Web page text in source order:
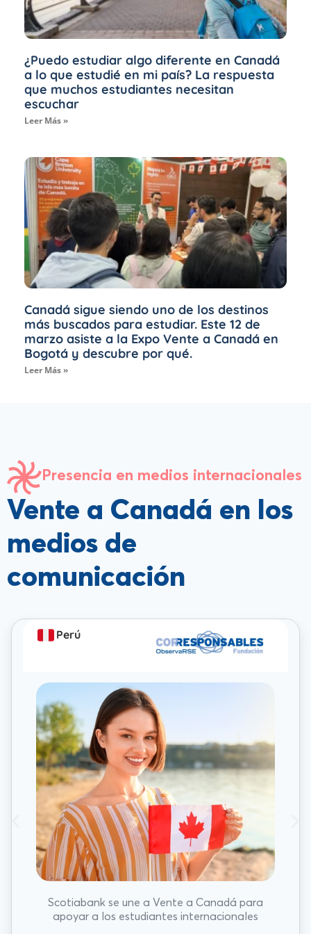
¿Puedo estudiar algo diferente en Canadá
a lo que estudié en mi país? La respuesta
que muchos estudiantes necesitan
escuchar
Leer Más »
Canadá sigue siendo uno de los destinos
más buscados para estudiar. Este 12 de
marzo asiste a la Expo Vente a Canadá en
Bogotá y descubre por qué.
Leer Más »
Presencia en medios internacionales
Vente a Canadá en los
medios de
comunicación
Perú
Scotiabank se une a Vente a Canadá para
apoyar a los estudiantes internacionales